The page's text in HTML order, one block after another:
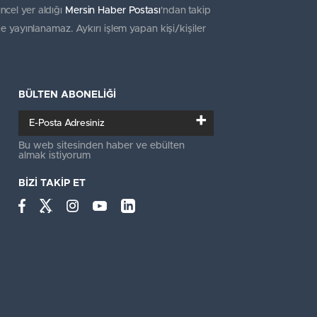
yer aldığı Mersin Haber Postası'ndan takip
Aykırı işlem yapan kişi/kişiler
BÜLTEN ABONELİĞİ
+
Bu web sitesinden haber ve ebülten
almak istiyorum
BİZİ TAKİP ET